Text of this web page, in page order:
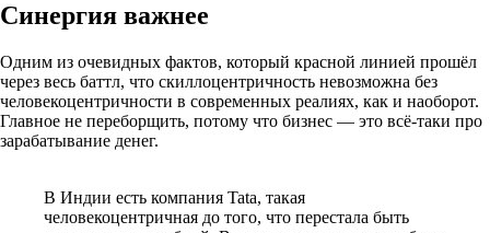
Синергия важнее
Одним из очевидных фактов, который красной линией прошёл
через весь баттл, что скиллоцентричность невозможна без
человекоцентричности в современных реалиях, как и наоборот.
Главное не переборщить, потому что бизнес — это всё-таки про
зарабатывание денег.
В Индии есть компания Tata, такая
человекоцентричная до того, что перестала быть